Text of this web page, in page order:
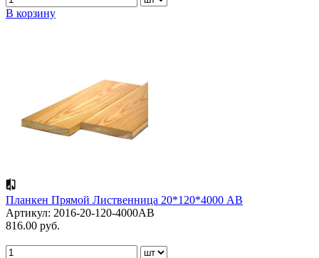
В корзину
Планкен Прямой Лиственница 20*120*4000 АВ
Артикул: 2016-20-120-4000AB
816.00 руб.